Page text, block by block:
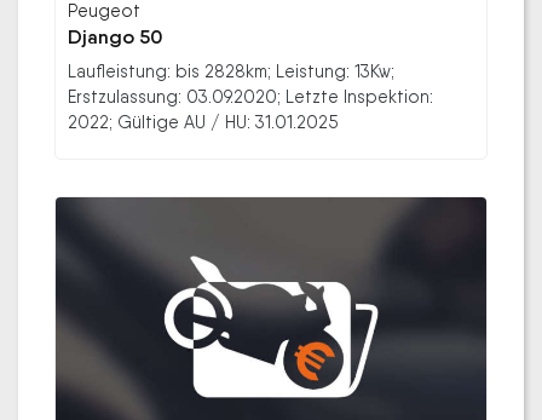
Peugeot
Django 50
Laufleistung: bis 2828km; Leistung: 13Kw;
Erstzulassung: 03.09.2020; Letzte Inspektion:
2022; Gültige AU / HU: 31.01.2025